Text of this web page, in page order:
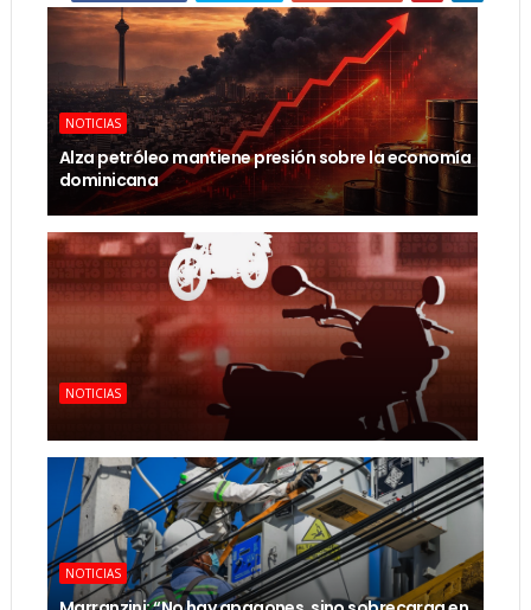
NOTICIAS
Alza petróleo mantiene presión sobre la economía
dominicana
NOTICIAS
NOTICIAS